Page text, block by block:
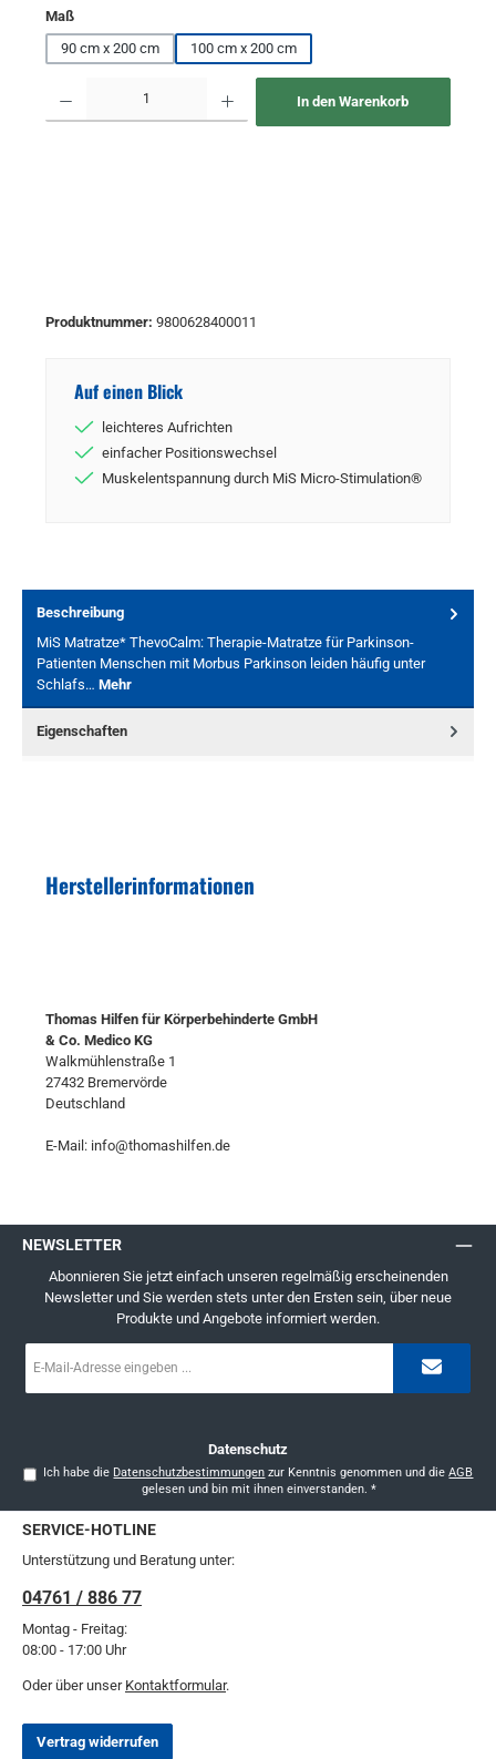
Maßauswählen
90 cm x 200 cm
100 cm x 200 cm
In den Warenkorb
Produktnummer: 9800628400011
Auf einen Blick
leichteres Aufrichten
einfacher Positionswechsel
Muskelentspannung durch MiS Micro-Stimulation®
Beschreibung
MiS Matratze* ThevoCalm: Therapie-Matratze für Parkinson-
Patienten Menschen mit Morbus Parkinson leiden häufig unter
Schlafs… Mehr
Eigenschaften
Herstellerinformationen
Thomas Hilfen für Körperbehinderte GmbH
& Co. Medico KG
Walkmühlenstraße 1
27432 Bremervörde
Deutschland
E-Mail: info@thomashilfen.de
NEWSLETTER
Abonnieren Sie jetzt einfach unseren regelmäßig erscheinenden
Newsletter und Sie werden stets unter den Ersten sein, über neue
Produkte und Angebote informiert werden.
Mail-
Datenschutz
Ich habe die Datenschutzbestimmungen zur Kenntnis genommen und dieAGB
gelesen und bin mit ihnen einverstanden. *
SERVICE-HOTLINE
Unterstützung und Beratung unter:
04761 / 886 77
Montag - Freitag:
08:00 - 17:00 Uhr
Oder über unser Kontaktformular.
Vertrag widerrufen